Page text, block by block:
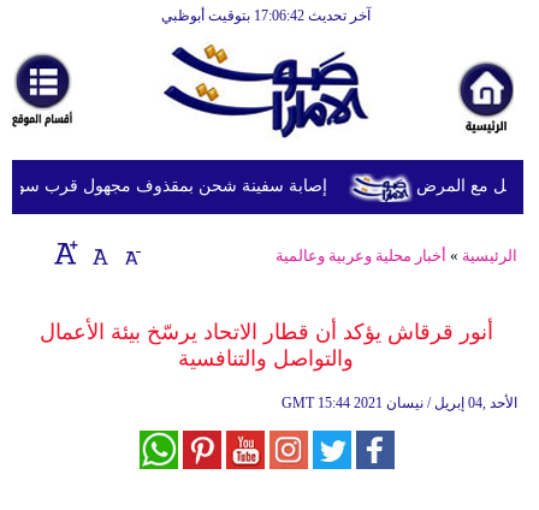
آخر تحديث 17:06:42 بتوقيت أبوظبي
أخبارعاجلة
رياضة
ثقافة
إقتصاد
وموسيقى
إصابة سفينة شحن بمقذوف مجهول قرب سواحل مع المرض
الرئيسية » أخبار محلية وعربية وعالمية
أنور قرقاش يؤكد أن قطار الاتحاد يرسّخ بيئة الأعمال
والتواصل والتنافسية
GMT 15:44 2021 الأحد ,04 إبريل / نيسان